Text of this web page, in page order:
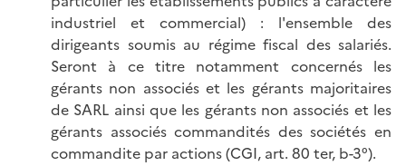
industriel et commercial) : l'ensemble des
dirigeants soumis au régime fiscal des salariés.
Seront à ce titre notamment concernés les
gérants non associés et les gérants majoritaires
de SARL ainsi que les gérants non associés et les
gérants associés commandités des sociétés en
commandite par actions (CGI, art. 80 ter, b-3°).